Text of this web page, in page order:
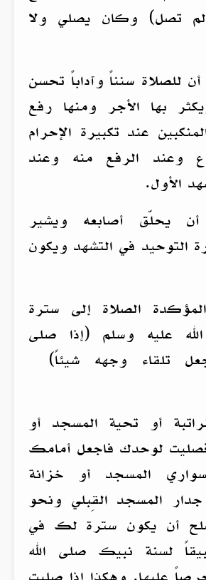
تصل) وكان يصلي ولا
للصلاة سنناً وآداباً تحسن
بها الأجر ومنها رفع
عند تكبيرة الإحرام
وعند الرفع منه وعند
الأول.
يحلّق أصابعه ويشير
التوحيد في التشهد ويكون
الصلاة إلى سترة
عليه وسلم (إذا صلى
تلقاء وجهه شيئاً)
أو تحية المسجد أو
لوحدك فاجعل أمامك
المسجد أو خزانة
المسجد القِبلي ونحو
أن يكون سترة لك في
لسنة نبيك صلى الله